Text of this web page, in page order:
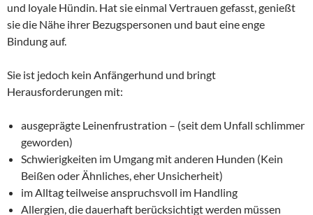
und loyale Hündin. Hat sie einmal Vertrauen gefasst, genießt
sie die Nähe ihrer Bezugspersonen und baut eine enge
Bindung auf.
Sie ist jedoch kein Anfängerhund und bringt
Herausforderungen mit:
ausgeprägte Leinenfrustration – (seit dem Unfall schlimmer
geworden)
Schwierigkeiten im Umgang mit anderen Hunden (Kein
Beißen oder Ähnliches, eher Unsicherheit)
im Alltag teilweise anspruchsvoll im Handling
Allergien, die dauerhaft berücksichtigt werden müssen